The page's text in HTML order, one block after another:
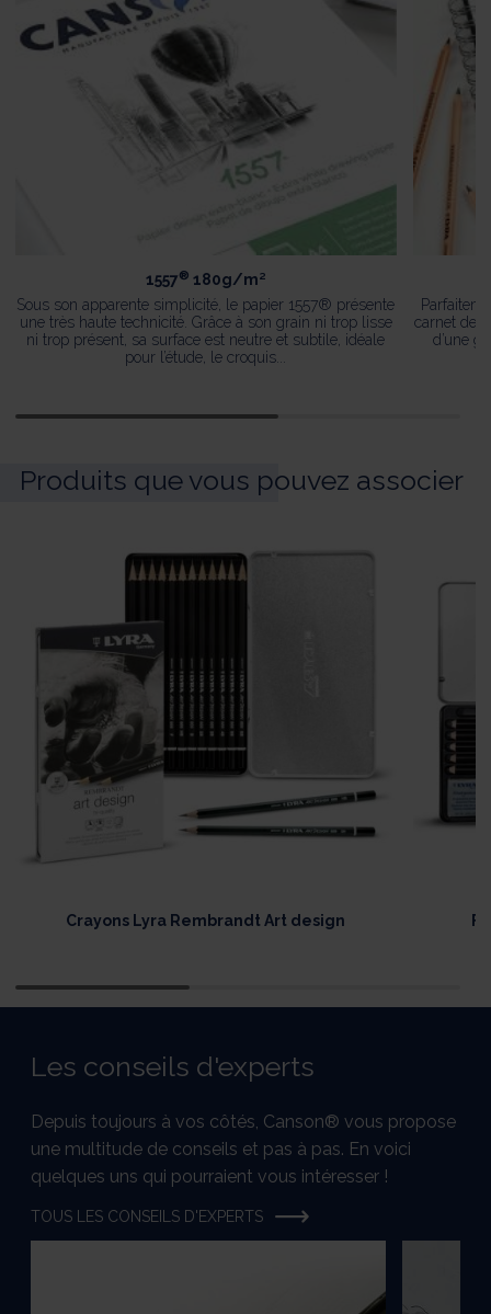
1557® 180g/m²
Sous son apparente simplicité, le papier 1557® présente
une très haute technicité. Grâce à son grain ni trop lisse
ni trop présent, sa surface est neutre et subtile, idéale
pour l’étude, le croquis...
carnet de
d’une
Produits que vous pouvez associer
Crayons Lyra Rembrandt Art design
Les conseils d'experts
Depuis toujours à vos côtés, Canson® vous propose
une multitude de conseils et pas à pas. En voici
quelques uns qui pourraient vous intéresser !
TOUS LES CONSEILS D'EXPERTS